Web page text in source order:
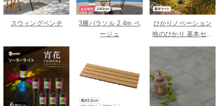
スウィングベンチ
3層パラソル 2.4m ベ
ージュ
ひかりノベーション
地のひかり 基本セッ